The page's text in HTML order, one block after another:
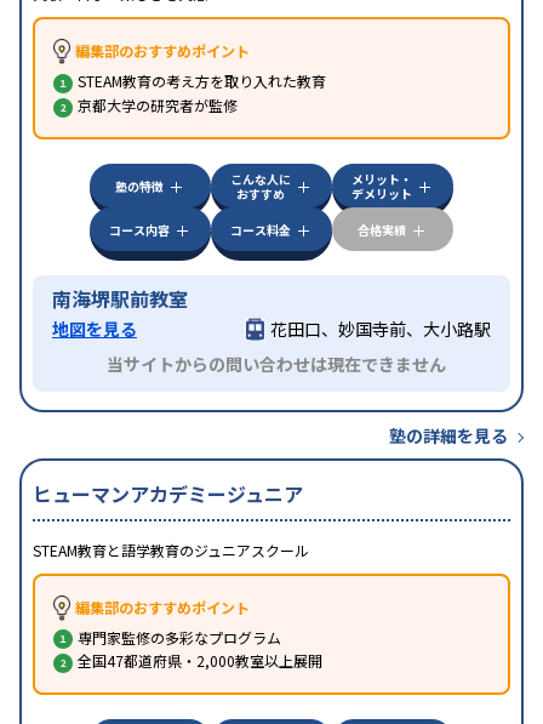
編集部のおすすめポイント
STEAM教育の考え方を取り入れた教育
京都大学の研究者が監修
塾の特徴
こんな人に
おすすめ
メリット・
デメリット
コース内容
コース料金 合格実績
南海堺駅前教室
地図を見る
花田口、妙国寺前、大小路駅
当サイトからの問い合わせは現在できません
塾の詳細を見る
ヒューマンアカデミージュニア
STEAM教育と語学教育のジュニアスクール
編集部のおすすめポイント
専門家監修の多彩なプログラム
全国47都道府県・2,000教室以上展開